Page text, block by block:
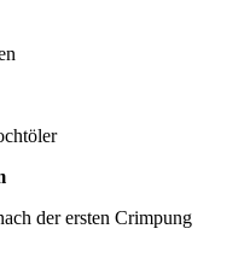
der ersten Crimpung